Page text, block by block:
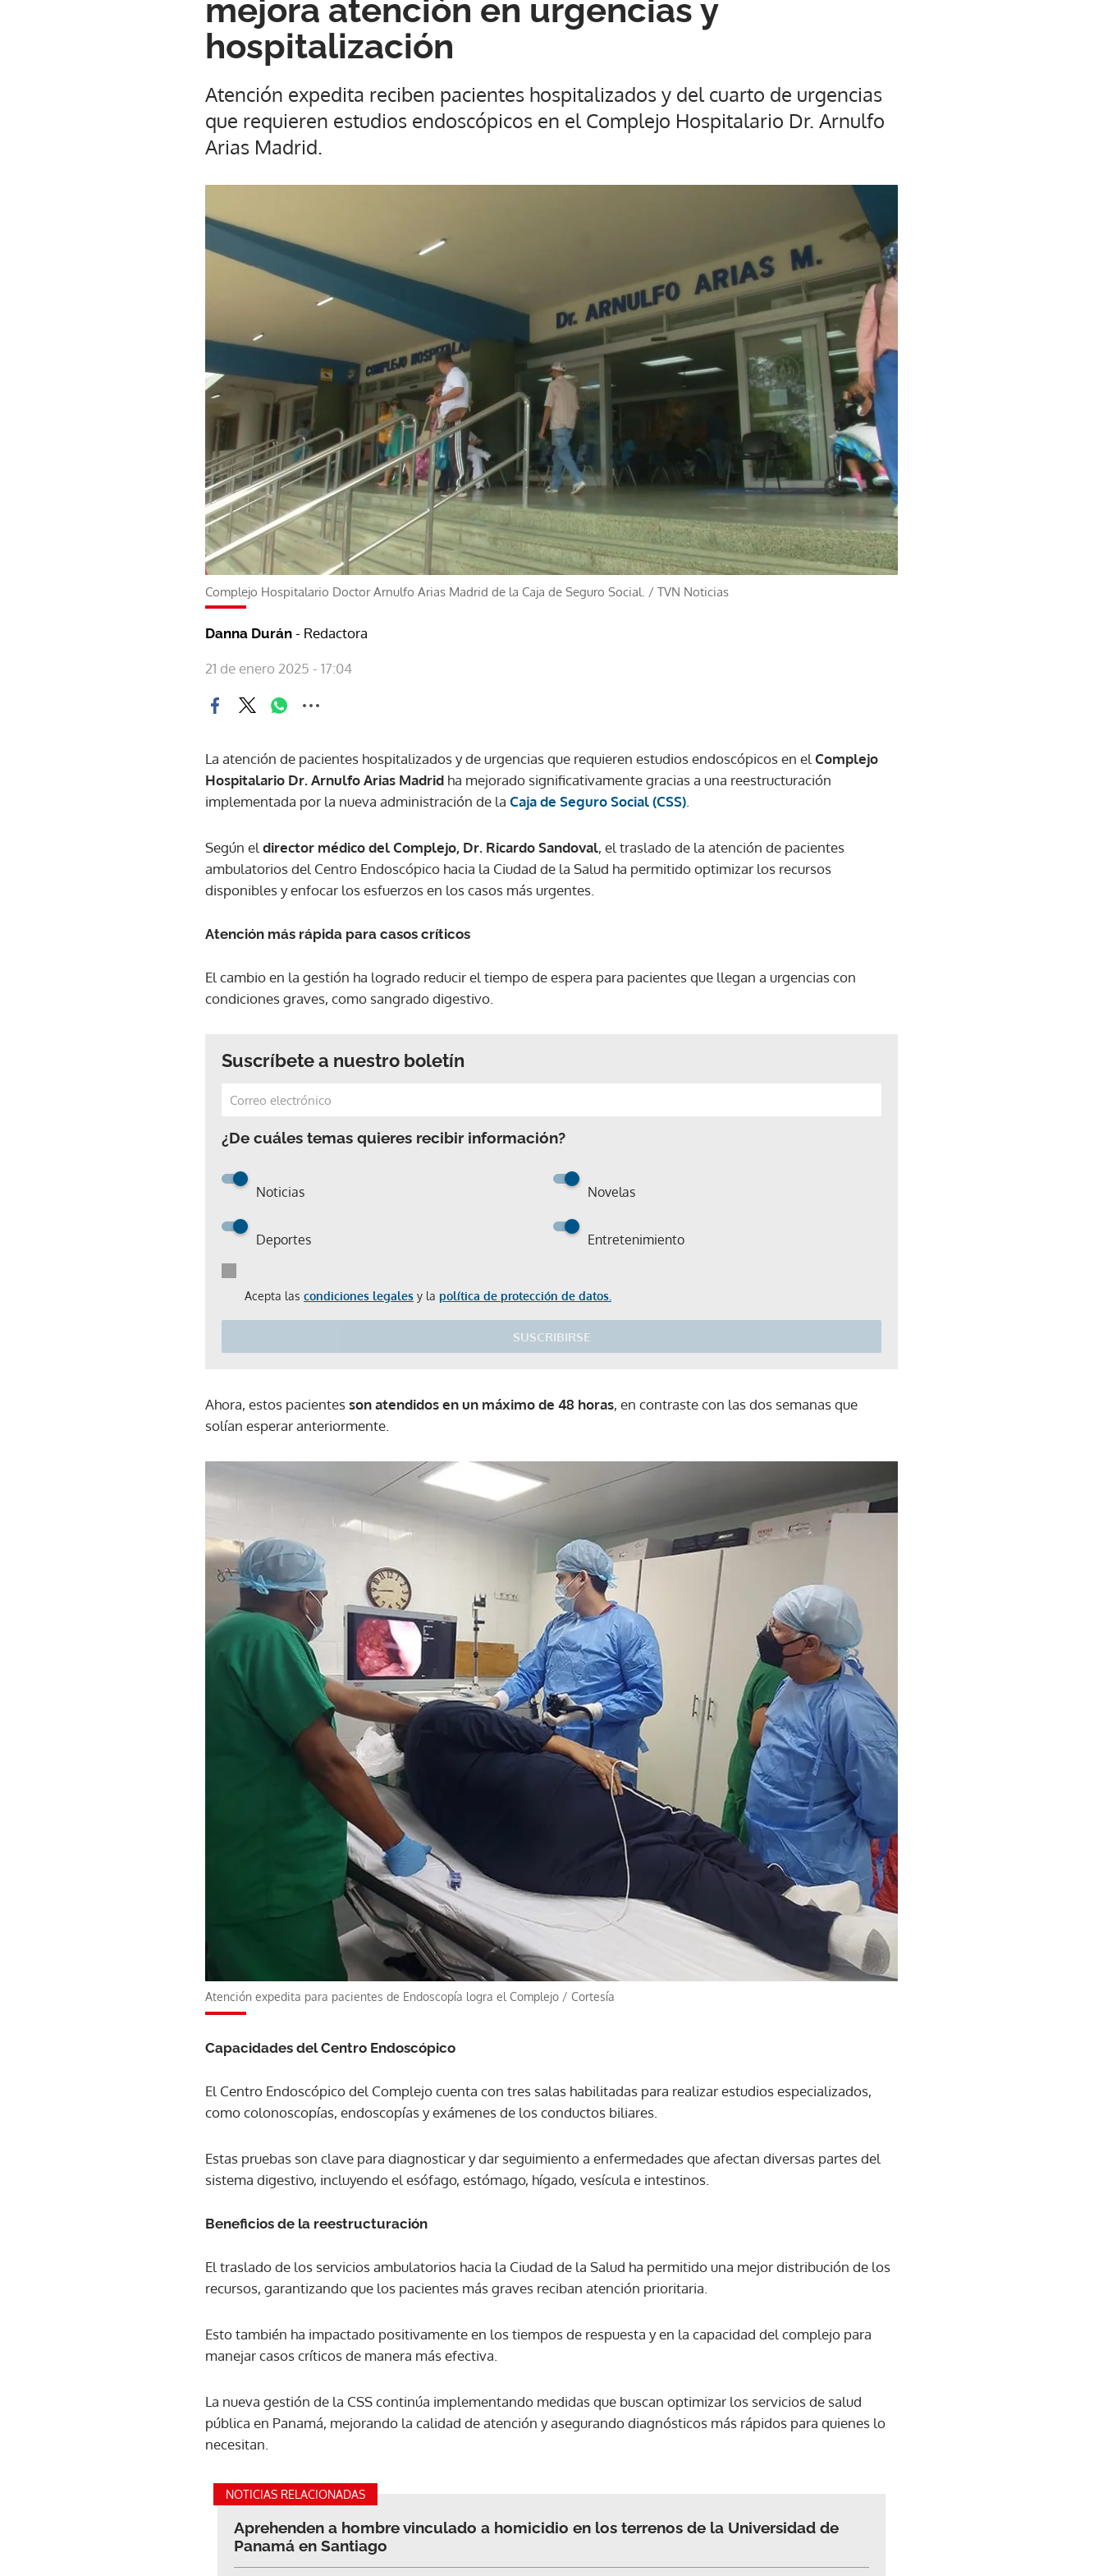
mejora atención en urgencias y
hospitalización
Atención expedita reciben pacientes hospitalizados y del cuarto de urgencias
que requieren estudios endoscópicos en el Complejo Hospitalario Dr. Arnulfo
Arias Madrid.
Complejo Hospitalario Doctor Arnulfo Arias Madrid de la Caja de Seguro Social. / TVN Noticias
Danna Durán - Redactora
21 de enero 2025 - 17:04
La atención de pacientes hospitalizados y de urgencias que requieren estudios endoscópicos en el Complejo
Hospitalario Dr. Arnulfo Arias Madrid ha mejorado significativamente gracias a una reestructuración
implementada por la nueva administración de la Caja de Seguro Social (CSS)
Según el director médico del Complejo, Dr. Ricardo Sandoval, el traslado de la atención de pacientes
ambulatorios del Centro Endoscópico hacia la Ciudad de la Salud ha permitido optimizar los recursos
disponibles y enfocar los esfuerzos en los casos más urgentes.
Atención más rápida para casos críticos
El cambio en la gestión ha logrado reducir el tiempo de espera para pacientes que llegan a urgencias con
condiciones graves, como sangrado digestivo.
Suscríbete a nuestro boletín
¿De cuáles temas quieres recibir información?
Noticias Novelas
Deportes Entretenimiento
Acepta las condiciones legales y la política de protección de datos.
SUSCRIBIRSE
Gracias por suscribirte a nuestro boletín.
Ahora, estos pacientesson atendidos en un máximo de 48 horas, en contraste con las dos semanas que
solían esperar anteriormente.
Atención expedita para pacientes de Endoscopía logra el Complejo / Cortesía
Capacidades del Centro Endoscópico
El Centro Endoscópico del Complejo cuenta con tres salas habilitadas para realizar estudios especializados,
como colonoscopías, endoscopías y exámenes de los conductos biliares.
Estas pruebas son clave para diagnosticar y dar seguimiento a enfermedades que afectan diversas partes del
sistema digestivo, incluyendo el esófago, estómago, hígado, vesícula e intestinos.
Beneficios de la reestructuración
El traslado de los servicios ambulatorios hacia la Ciudad de la Salud ha permitido una mejor distribución de los
recursos, garantizando que los pacientes más graves reciban atención prioritaria.
Esto también ha impactado positivamente en los tiempos de respuesta y en la capacidad del complejo para
manejar casos críticos de manera más efectiva.
La nueva gestión de la CSS continúa implementando medidas que buscan optimizar los servicios de salud
pública en Panamá, mejorando la calidad de atención y asegurando diagnósticos más rápidos para quienes lo
necesitan.
NOTICIAS RELACIONADAS
Aprehenden a hombre vinculado a homicidio en los terrenos de la Universidad de
Panamá en Santiago